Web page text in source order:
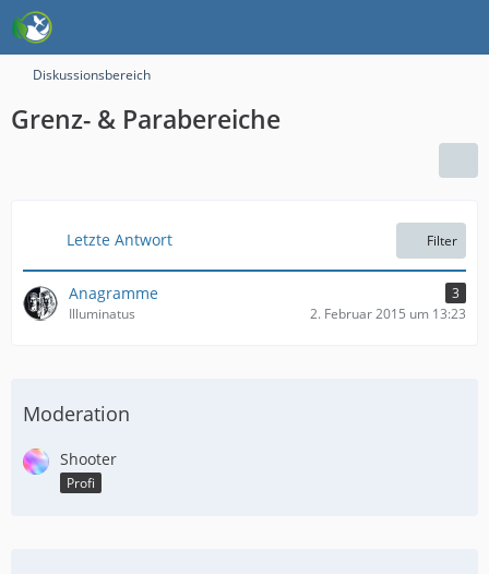
Diskussionsbereich
Grenz- & Parabereiche
Letzte Antwort Filter
Anagramme
3
Illuminatus
2. Februar 2015 um 13:23
Moderation
Shooter
Profi